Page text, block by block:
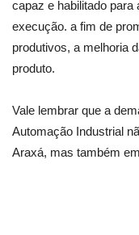
capaz e habilitado para
execução. a fim de
produtivos, a melhoria
produto.
Vale lembrar que a
Automação Industrial
Araxá, mas também